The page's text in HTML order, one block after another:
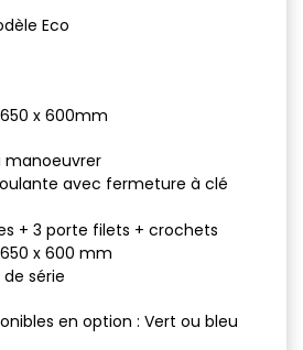
Eco
x 600mm
manoeuvrer
avec fermeture à clé
+ 3 porte filets + crochets
x 600 mm
de série
en option : Vert ou bleu